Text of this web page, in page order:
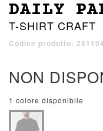
DAILY
T-SHIRT CRAFT
Codice prodotto:
NON
1 colore disponibile